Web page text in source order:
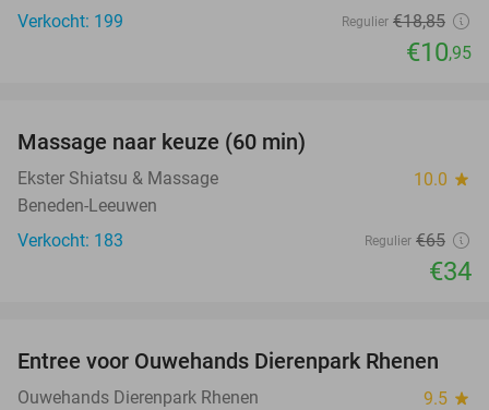
Verkocht: 199
Regulier €18,85
€10,95
Massage naar keuze (60 min)
Ekster Shiatsu & Massage 10.0 star
Beneden-Leeuwen
Verkocht: 183
Regulier €65
€34
19%
Entree voor Ouwehands Dierenpark Rhenen
Ouwehands Dierenpark Rhenen 9.5 star